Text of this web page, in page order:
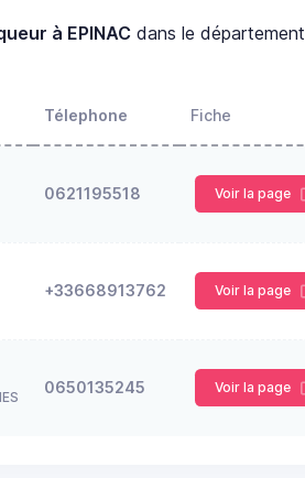
à EPINAC dans le département
Télephone Fiche
0621195518 Voir la page
+33668913762 Voir la page
0650135245 Voir la page